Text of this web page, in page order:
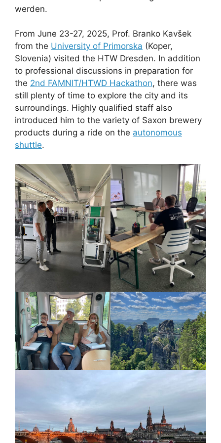
werden.
From June 23-27, 2025, Prof. Branko Kavšek
from the University of Primorska (Koper,
Slovenia) visited the HTW Dresden. In addition
to professional discussions in preparation for
the 2nd FAMNIT/HTWD Hackathon, there was
still plenty of time to explore the city and its
surroundings. Highly qualified staff also
introduced him to the variety of Saxon brewery
products during a ride on the autonomous
shuttle.